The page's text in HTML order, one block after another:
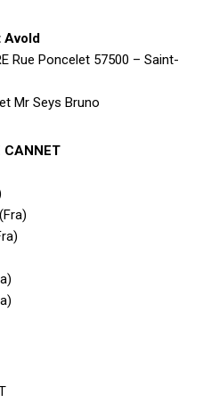
Avold
Rue Poncelet 57500 – Saint-
Mr Seys Bruno
CANNET